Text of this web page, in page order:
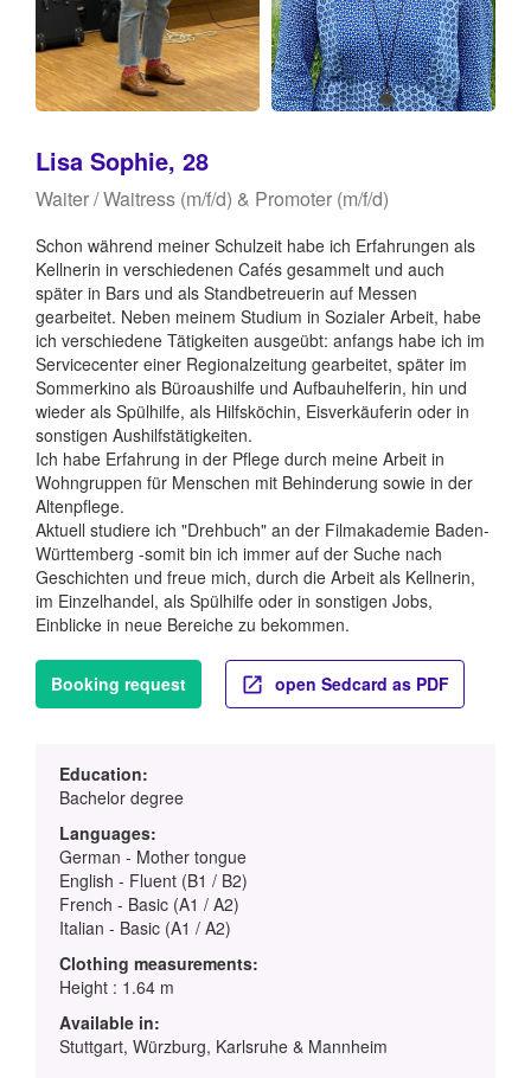
Lisa Sophie, 28
Waiter / Waitress (m/f/d) & Promoter (m/f/d)
Schon während meiner Schulzeit habe ich Erfahrungen als
Kellnerin in verschiedenen Cafés gesammelt und auch
später in Bars und als Standbetreuerin auf Messen
gearbeitet. Neben meinem Studium in Sozialer Arbeit, habe
ich verschiedene Tätigkeiten ausgeübt: anfangs habe ich im
Servicecenter einer Regionalzeitung gearbeitet, später im
Sommerkino als Büroaushilfe und Aufbauhelferin, hin und
wieder als Spülhilfe, als Hilfsköchin, Eisverkäuferin oder in
sonstigen Aushilfstätigkeiten.
Ich habe Erfahrung in der Pflege durch meine Arbeit in
Wohngruppen für Menschen mit Behinderung sowie in der
Altenpflege.
Aktuell studiere ich "Drehbuch" an der Filmakademie Baden-
Württemberg -somit bin ich immer auf der Suche nach
Geschichten und freue mich, durch die Arbeit als Kellnerin,
im Einzelhandel, als Spülhilfe oder in sonstigen Jobs,
Einblicke in neue Bereiche zu bekommen.
Booking request open Sedcard as PDF
Education:
Bachelor degree
Languages:
German - Mother tongue
English - Fluent (B1 / B2)
French - Basic (A1 / A2)
Italian - Basic (A1 / A2)
Clothing measurements:
Height : 1.64 m
Available in:
Stuttgart, Würzburg, Karlsruhe & Mannheim